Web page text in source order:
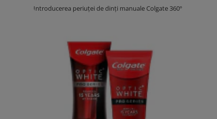
Introducerea periuței de dinți manuale Colgate 360º.